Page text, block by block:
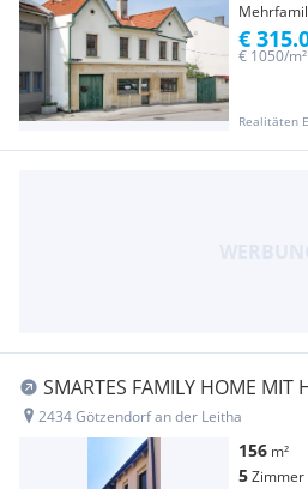
Realitäten
€ 1050/m²
€
SMARTES FAMILY HOME MIT
2434 Götzendorf an der Leitha
156 m²
5Zimmer